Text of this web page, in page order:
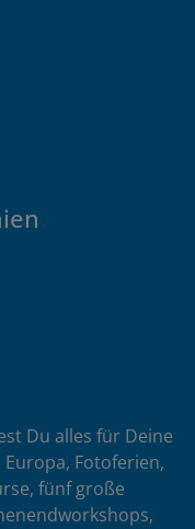
Du alles für Deine
Fotoferien,
fünf große